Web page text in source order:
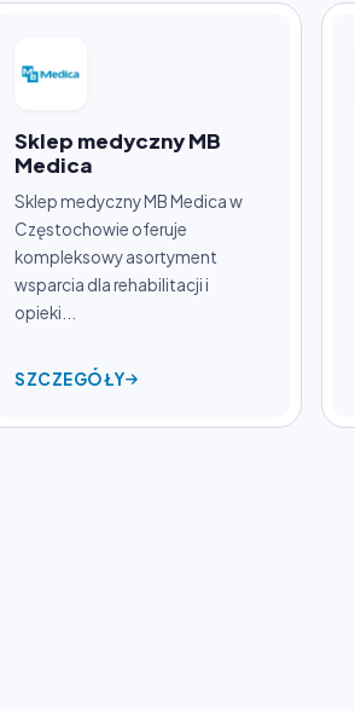
Sklep medyczny MB
Medica
Sklep medyczny MB Medica w
Częstochowie oferuje
kompleksowy asortyment
wsparcia dla rehabilitacji i
opieki...
SZCZEGÓŁY